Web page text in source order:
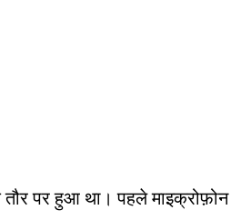
पर हुआ था। पहले माइक्रोफ़ोन